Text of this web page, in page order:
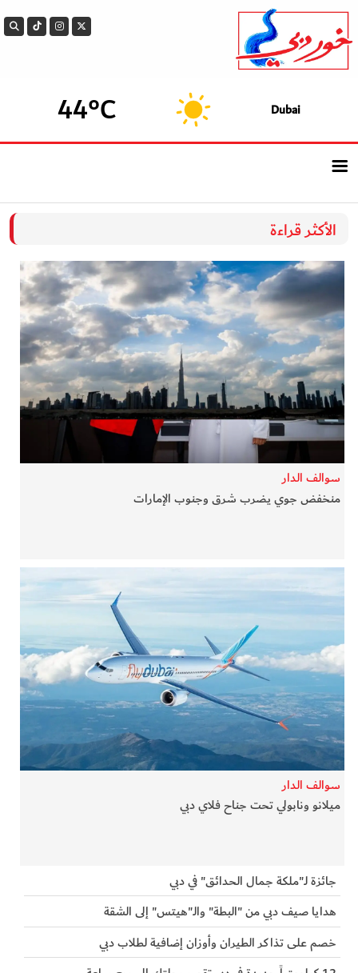
Dubai
44°C
الرئيسيــة
سوالف الدار
بيزنس
في المرمى
وثائقيات الخور
فن وثقافة
كوكب دبي
فيديو
كل الأقسام
أبناء الديرة
الفرجان
تكنولوجيا
من العالم
الأكثر قراءة
سوالف الدار
منخفض جوي يضرب شرق وجنوب الإمارات
سوالف الدار
ميلانو ونابولي تحت جناح فلاي دبي
جائزة لـ"ملكة جمال الحدائق" في دبي
هدايا صيف دبي من "البطة" والـ"هيتس" إلى الشقة
خصم على تذاكر الطيران وأوزان إضافية لطلاب دبي